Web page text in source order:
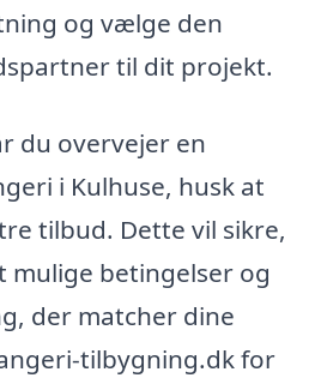
og vælge den
til dit projekt.
du overvejer en
i Kulhuse, husk at
tilbud. Dette vil sikre,
mulige betingelser og
der matcher dine
tilbygning.dk for